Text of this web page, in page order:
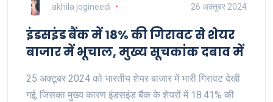
akhila jogineedi 26 अक्तूबर 2024
इंडसइंड बैंक में 18% की गिरावट से शेयर
बाजार में भूचाल, मुख्य सूचकांक दबाव में
25 अक्टूबर 2024 को भारतीय शेयर बाजार में भारी गिरावट देखी
गई, जिसका मुख्य कारण इंडसइंड बैंक के शेयरों में 18.41% की